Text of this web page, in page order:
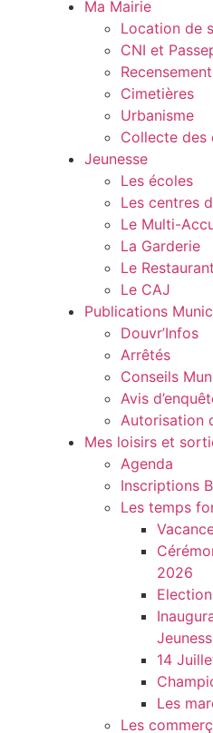
Ma Mairie
Location de
CNI et
Cimetières
Urbanisme
Collecte des
Jeunesse
Les écoles
Les centres
Le Multi-
La Garderie
Le
Le CAJ
Publications
Douvr’Infos
Arrêtés
Conseils
Avis
Autorisation
Mes loisirs et
Agenda
Inscriptions
Les temps
2026
14
Les
Les